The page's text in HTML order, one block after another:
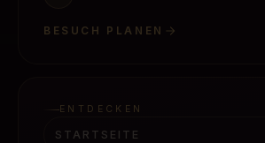
BESUCH PLANEN
ENTDECKEN
STARTSEITE